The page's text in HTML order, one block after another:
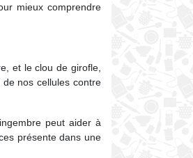
mieux comprendre
et le clou de girofle,
nos cellules contre
peut aider à
présente dans une